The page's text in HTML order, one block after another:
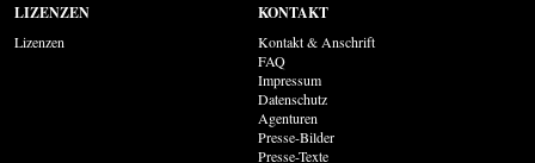
LIZENZEN
Lizenzen
KONTAKT
Kontakt & Anschrift
FAQ
Impressum
Datenschutz
Agenturen
Presse-Bilder
Presse-Texte